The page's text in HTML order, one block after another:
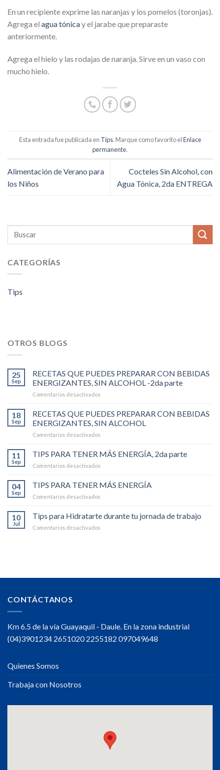
En un recipiente exprime las naranjas y los pomelos (toronjas).
Agrega el agua tónicay el jarabe que preparaste
anteriormente.
Agrega el hielo y las rodajas de naranja. Sirve en un vaso con
mucho hielo.
Esta entrada fue publicada en Tips. Marque como favorito elEnlace
permanente.
Alimentación de Verano para
los Niños
Cocteles Sin Alcohol, con
Agua Tónica, 2da ENTREGA
CATEGORÍAS
Tips
OTROS BLOGS
25
Sep
RECETAS QUE PUEDES PREPARAR CON BEBIDAS
ENERGIZANTES, SIN ALCOHOL -2da parte
Comentarios desactivados
QUE
PUEDES
PREPARAR
ENERGIZANTES,
parte
18
Sep
RECETAS QUE PUEDES PREPARAR CON BEBIDAS
ENERGIZANTES, SIN ALCOHOL
Comentarios desactivados
QUE
PUEDES
BEBIDAS
11
Sep
TIPS PARA TENER MÁS ENERGÍA, 2da parte
Comentarios desactivados
PARA
TENER
2da
04
Sep
TIPS PARA TENER MÁS ENERGÍA
Comentarios desactivados
PARA
TENER
10
Jul
Tips para Hidratarte durante tu jornada de trabajo
Comentarios desactivados
jornada
CONTÁCTANOS
Km 6.5 de la vía Guayaquil - Daule. En la zona industrial
(04)3901234 2651020 2255182 097049648
Quienes Somos
Trabaja con Nosotros